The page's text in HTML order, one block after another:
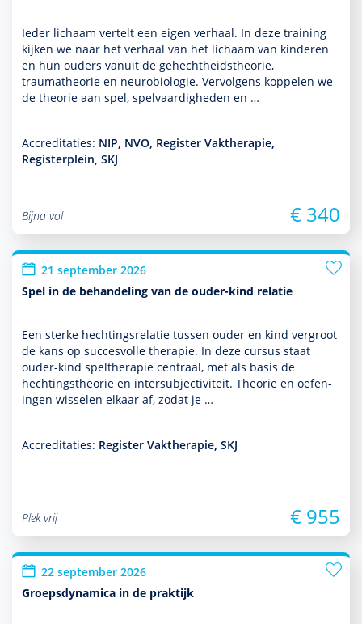
Ieder lichaam vertelt een eigen verhaal. In deze training
kijken we naar het verhaal van het lichaam van kin­de­ren
en hun ouders vanuit de gehechtheidstheorie,
traumatheorie en neurobiologie. Vervolgens koppelen we
de theorie aan spel, spelvaar­dig­heden en …
Accreditaties: NIP, NVO, Register Vaktherapie,
Registerplein, SKJ
Bijna vol € 340
21 september 2026
Spel in de behandeling van de ouder-kind relatie
Een sterke hechtingsrelatie tussen ouder en kind vergroot
de kans op succesvolle thera­pie. In deze cursus staat
ouder-kind spelthera­pie centraal, met als basis de
hechtingstheorie en intersubjectiviteit. Theorie en oefen­
ingen wisselen elkaar af, zodat je …
Accreditaties: Register Vaktherapie, SKJ
Plek vrij € 955
22 september 2026
Groepsdynamica in de praktijk